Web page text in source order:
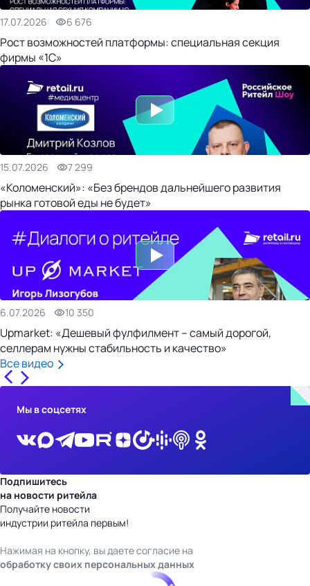
17.07.2026 6 676
Рост возможностей платформы: специальная секция
фирмы «1С»
15.07.2026 7 299
«Коломенский»: «Без брендов дальнейшего развития
рынка готовой еды не будет»
6.07.2026 10 350
Upmarket: «Дешевый фулфилмент – самый дорогой,
селлерам нужны стабильность и качество»
Все видео
Мы в соцсетях
Подпишитесь
на новости ритейла
Получайте новости
индустрии ритейла первым!
Нажимая на кнопку, вы даете согласие на
обработку своих персональных данных